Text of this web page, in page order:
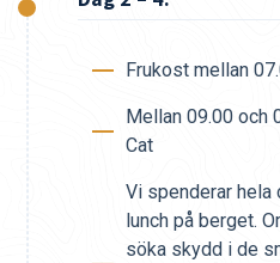
Frukost mellan
Mellan 09.00 och
Cat
Vi spenderar
lunch på berget.
söka skydd i de